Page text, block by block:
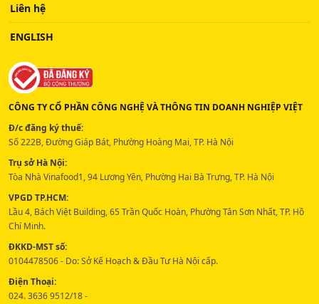
Liên hệ
ENGLISH
CÔNG TY CỔ PHẦN CÔNG NGHỆ VÀ THÔNG TIN DOANH NGHIỆP VIỆT
Đ/c đăng ký thuế:
Số 222B, Đường Giáp Bát, Phường Hoàng Mai, TP. Hà Nội
Trụ sở Hà Nội:
Tòa Nhà Vinafood1, 94 Lương Yên, Phường Hai Bà Trưng, TP. Hà Nội
VPGD TP.HCM:
Lầu 4, Bách Việt Building, 65 Trần Quốc Hoàn, Phường Tân Sơn Nhất, TP. Hồ
Chí Minh.
ĐKKD-MST số:
0104478506 - Do: Sở Kế Hoạch & Đầu Tư Hà Nội cấp.
Điện Thoại:
024. 3636 9512/18 -